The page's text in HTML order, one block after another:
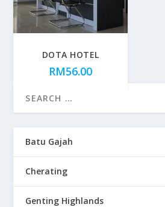
DOTA HOTEL
RM56.00
Batu Gajah
Cherating
Genting Highlands